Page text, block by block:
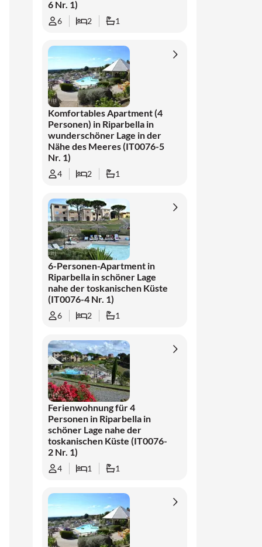
6 Nr. 1)
6 2 1
Komfortables Apartment (4
Personen) in Riparbella in
wunderschöner Lage in der
Nähe des Meeres (IT0076-5
Nr. 1)
4 2 1
6-Personen-Apartment in
Riparbella in schöner Lage
nahe der toskanischen Küste
(IT0076-4 Nr. 1)
6 2 1
Ferienwohnung für 4
Personen in Riparbella in
schöner Lage nahe der
toskanischen Küste (IT0076-
2 Nr. 1)
4 1 1